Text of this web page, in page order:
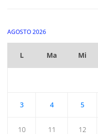
AGOSTO 2026
L Ma Mi
3 4 5
10 11 12